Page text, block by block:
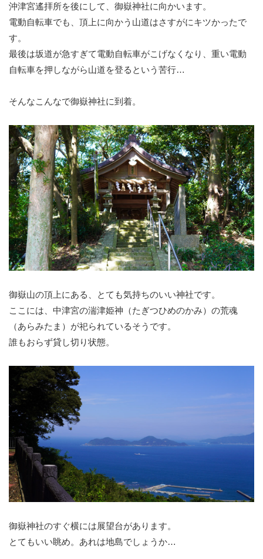
沖津宮遙拝所を後にして、御嶽神社に向かいます。
電動自転車でも、頂上に向かう山道はさすがにキツかったで
す。
最後は坂道が急すぎて電動自転車がこげなくなり、重い電動
自転車を押しながら山道を登るという苦行…
そんなこんなで御嶽神社に到着。
御嶽山の頂上にある、とても気持ちのいい神社です。
ここには、中津宮の湍津姫神（たぎつひめのかみ）の荒魂
（あらみたま）が祀られているそうです。
誰もおらず貸し切り状態。
御嶽神社のすぐ横には展望台があります。
とてもいい眺め。あれは地島でしょうか…